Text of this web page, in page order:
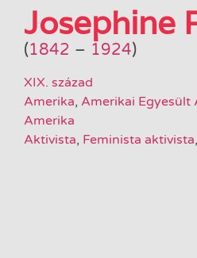
Josephine
(1842 – 1924)
XIX. század
Amerika, Amerikai Egyesült
Amerika
Aktivista, Feminista aktivista,